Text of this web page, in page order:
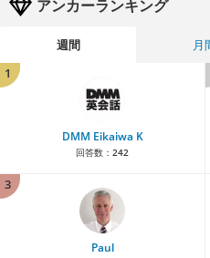
アンカーランキング
週間 月
1
DMM Eikaiwa K
回答数： 242
3
Paul